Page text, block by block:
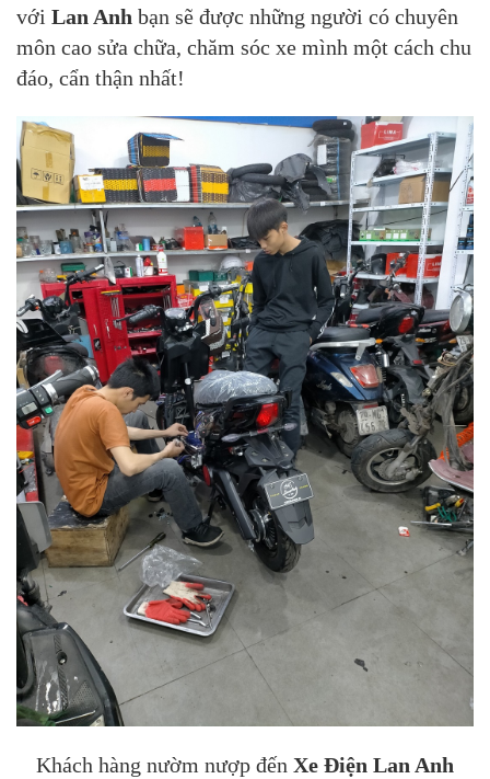
với Lan Anh bạn sẽ được những người có chuyên
môn cao sửa chữa, chăm sóc xe mình một cách chu
đáo, cẩn thận nhất!
Khách hàng nườm nượp đến Xe Điện Lan Anh